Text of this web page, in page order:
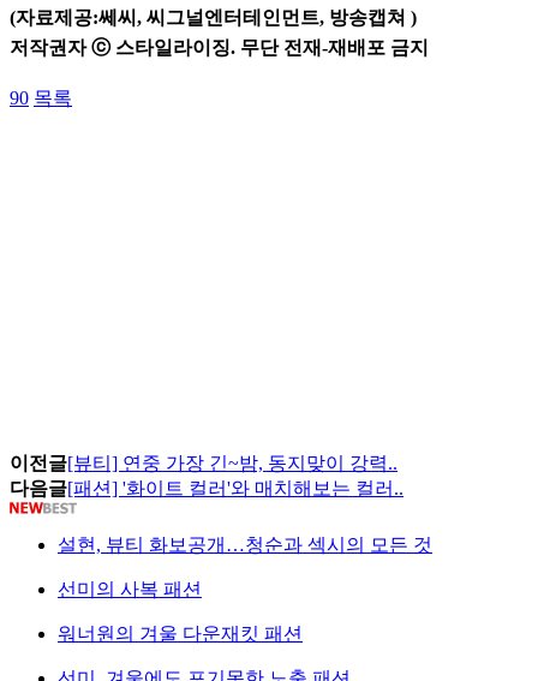
(자료제공:쎄씨, 씨그널엔터테인먼트, 방송캡쳐 )
저작권자 ⓒ 스타일라이징. 무단 전재-재배포 금지
90 목록
이전글[뷰티] 연중 가장 긴~밤, 동지맞이 강력..
다음글[패션] '화이트 컬러'와 매치해보는 컬러..
설현, 뷰티 화보공개…청순과 섹시의 모든 것
선미의 사복 패션
워너원의 겨울 다운재킷 패션